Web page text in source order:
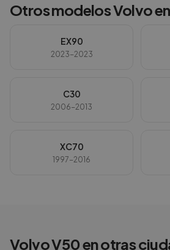
Otros modelosVolvoen
EX90
2023-2023
C30
2006-2013
XC70
1997-2016
VolvoV50en otras